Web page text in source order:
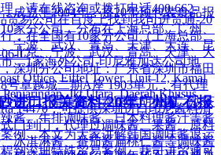
成立于2004年，是20年预包装食品报
家分公司，分布在上海总部、广州、
宁波、武汉、青岛、天津、大连、昆
，1家海外公司-印尼雅加达公司地
Office, Eiffel Tower, Unit 12, Kamal
Jkt Utara, Daerah Khusus
14470，可提供深圳进口印尼酱料清
门到门，代理过调味酱、果酱、原料
冰淇淋酱、番茄酱扁桃仁酱等调味酱
，请在线咨询或拨打电话400-662-
17
进口报关资料-20年广州矿石报
贸易公司在百度上找到我司进贸通-20
，在全国有10家分公司（上海总部、
北京、宁波、武汉、青岛、天津、大
深圳分公司地址：广东省深圳市福田
号卓越城二期A座 1903单元，有代理
酱汁、蛋黄酱、泰国黑胡椒酱、沙茶
酱、牛排调味酱、日本料理酱汁等酱
例，本文为大家讲解韩国调味酱退运
到深圳特殊贸易案例，我司进贸通可